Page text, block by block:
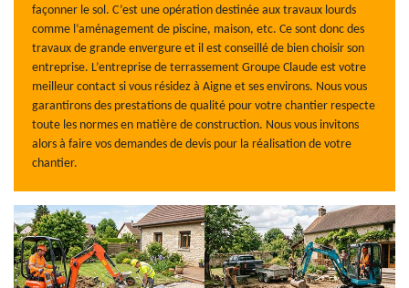
façonner le sol. C’est une opération destinée aux travaux lourds
comme l’aménagement de piscine, maison, etc. Ce sont donc des
travaux de grande envergure et il est conseillé de bien choisir son
entreprise. L’entreprise de terrassement Groupe Claude est votre
meilleur contact si vous résidez à Aigne et ses environs. Nous vous
garantirons des prestations de qualité pour votre chantier respecte
toute les normes en matière de construction. Nous vous invitons
alors à faire vos demandes de devis pour la réalisation de votre
chantier.